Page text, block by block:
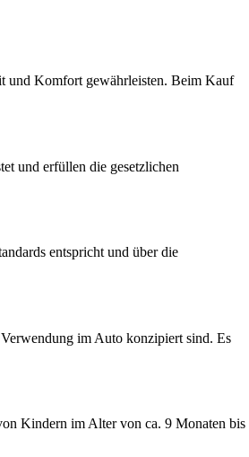
und Komfort gewährleisten. Beim Kauf
und erfüllen die gesetzlichen
entspricht und über die
im Auto konzipiert sind. Es
Kindern im Alter von ca. 9 Monaten bis